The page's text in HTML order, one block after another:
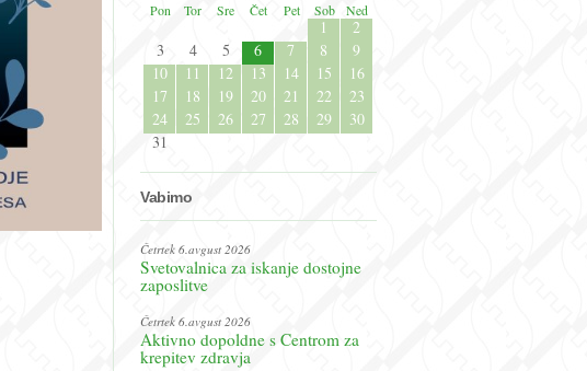
Pon
Tor Sre Čet Pet Sob Ned
1
2
3
4 5 6 7 8
9
10
11 12 13 14 15
16
17
18 19 20 21 22
23
24
25 26 27 28 29
30
31
Vabimo
Četrtek 6.avgust 2026
Svetovalnica za iskanje dostojne
zaposlitve
Četrtek 6.avgust 2026
Aktivno dopoldne s Centrom za
krepitev zdravja